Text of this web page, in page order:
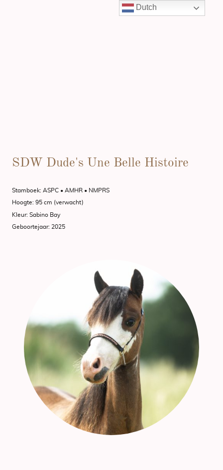
SDW Dude's Une Belle Histoire
Stamboek: ASPC • AMHR • NMPRS
Hoogte: 95 cm (verwacht)
Kleur: Sabino Bay
Geboortejaar: 2025
Dutch